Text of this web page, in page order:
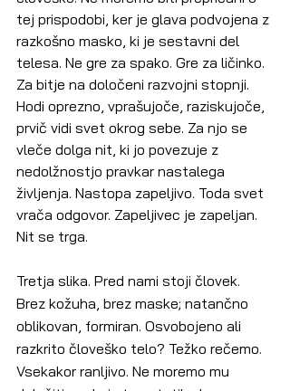
tej prispodobi, ker je glava podvojena z
razkošno masko, ki je sestavni del
telesa. Ne gre za spako. Gre za ličinko.
Za bitje na določeni razvojni stopnji.
Hodi oprezno, vprašujoče, raziskujoče,
prvič vidi svet okrog sebe. Za njo se
vleče dolga nit, ki jo povezuje z
nedolžnostjo pravkar nastalega
življenja. Nastopa zapeljivo. Toda svet
vrača odgovor. Zapeljivec je zapeljan.
Nit se trga.
Tretja slika. Pred nami stoji človek.
Brez kožuha, brez maske; natančno
oblikovan, formiran. Osvobojeno ali
razkrito človeško telo? Težko rečemo.
Vsekakor ranljivo. Ne moremo mu